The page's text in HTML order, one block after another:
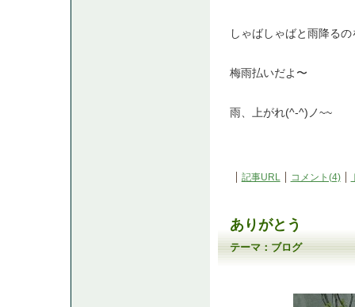
しゃばしゃばと雨降る
梅雨払いだよ〜
雨、上がれ(^-^)ノ~~
記事URL コメント(4)
ありがとう
テーマ：ブログ